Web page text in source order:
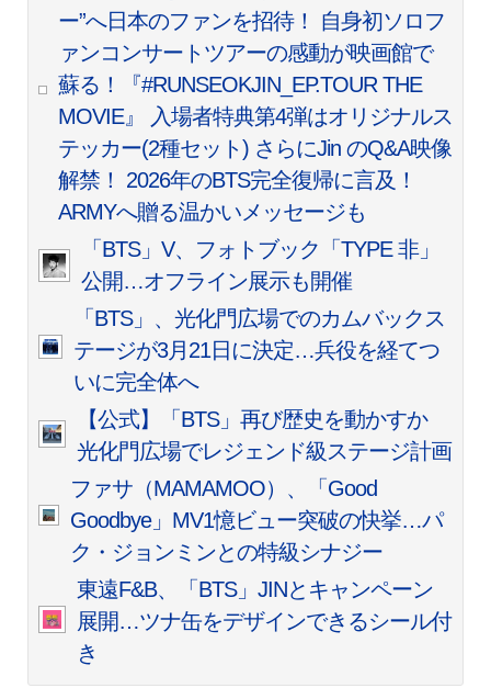
ー”へ日本のファンを招待！ 自身初ソロフ
ァンコンサートツアーの感動が映画館で
蘇る！『#RUNSEOKJIN_EP.TOUR THE
MOVIE』 入場者特典第4弾はオリジナルス
テッカー(2種セット) さらにJin のQ&A映像
解禁！ 2026年のBTS完全復帰に言及！
ARMYへ贈る温かいメッセージも
「BTS」V、フォトブック「TYPE 非」
公開…オフライン展示も開催
「BTS」、光化門広場でのカムバックス
テージが3月21日に決定…兵役を経てつ
いに完全体へ
【公式】「BTS」再び歴史を動かすか
光化門広場でレジェンド級ステージ計画
ファサ（MAMAMOO）、「Good
Goodbye」MV1憶ビュー突破の快挙…パ
ク・ジョンミンとの特級シナジー
東遠F&B、「BTS」JINとキャンペーン
展開…ツナ缶をデザインできるシール付
き